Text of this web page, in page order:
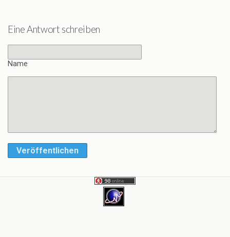
Eine Antwort schreiben
Name
Veröffentlichen